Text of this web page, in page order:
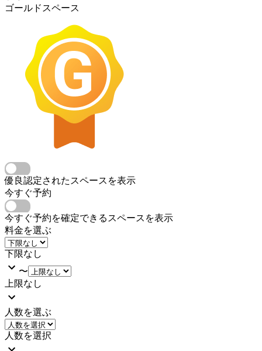
ゴールドスペース
優良認定されたスペースを表示
今すぐ予約
今すぐ予約を確定できるスペースを表示
料金を選ぶ
下限なし
〜
上限なし
人数を選ぶ
人数を選択